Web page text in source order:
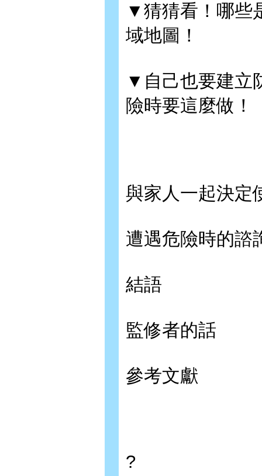
▼猜猜看！哪些
域地圖！
▼自己也要建立
險時要這麼做！
與家人一起決定
遭遇危險時的諮
結語
監修者的話
參考文獻
?